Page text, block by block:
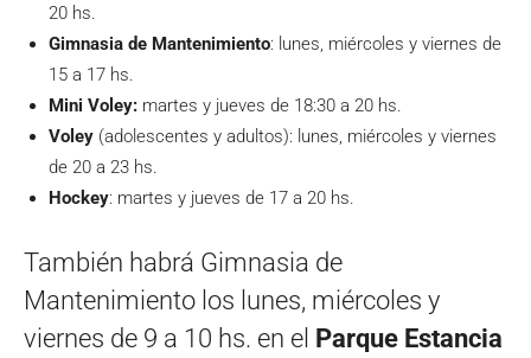
20 hs.
Gimnasia de Mantenimiento: lunes, miércoles y viernes de
15 a 17 hs.
Mini Voley: martes y jueves de 18:30 a 20 hs.
Voley (adolescentes y adultos): lunes, miércoles y viernes
de 20 a 23 hs.
Hockey: martes y jueves de 17 a 20 hs.
También habrá Gimnasia de
Mantenimiento los lunes, miércoles y
viernes de 9 a 10 hs. en el Parque Estancia